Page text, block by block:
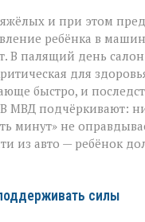
и при этом
ребёнка в
В палящий день салон
для
быстро, и
МВД подчёркивают:
минут» не
из авто — ребёнок
силы